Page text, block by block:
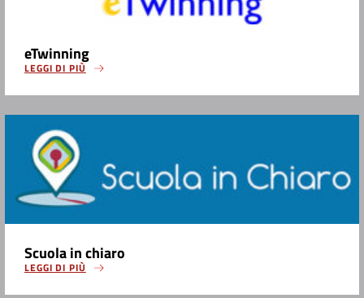
eTwinning
LEGGI DI PIÙ
Scuola in chiaro
LEGGI DI PIÙ